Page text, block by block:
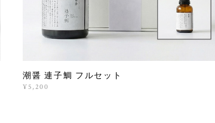
潮醤 連子鯛 フルセット
¥5,200